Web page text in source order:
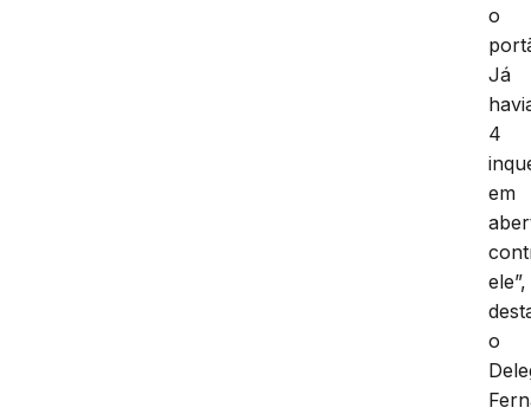
o
Já
4
em
ele”,
o